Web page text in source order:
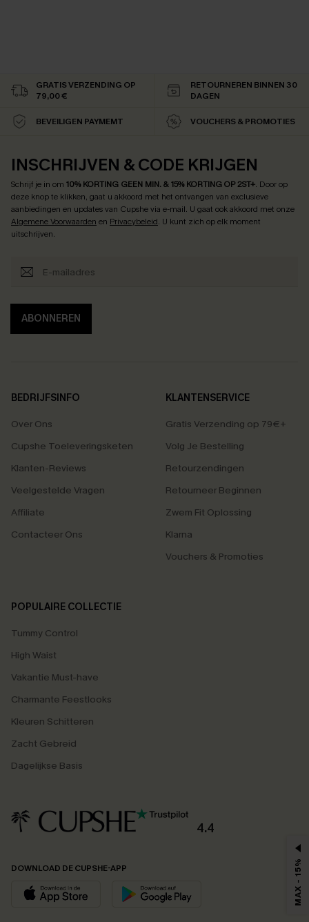
GRATIS VERZENDING OP
79,00 €
RETOURNEREN BINNEN 30
DAGEN
BEVEILIGEN PAYMEMT VOUCHERS & PROMOTIES
INSCHRIJVEN & CODE KRIJGEN
Schrijf je in om 10% KORTING GEEN MIN. & 15% KORTING OP 2ST+. Door op
deze knop te klikken, gaat u akkoord met het ontvangen van exclusieve
aanbiedingen en updates van Cupshe via e-mail. U gaat ook akkoord met onze
Algemene Voorwaarden en Privacybeleid. U kunt zich op elk moment
uitschrijven.
ABONNEREN
BEDRIJFSINFO
Over Ons
Cupshe Toeleveringsketen
Klanten-Reviews
Veelgestelde Vragen
Affiliate
Contacteer Ons
KLANTENSERVICE
Gratis Verzending op 79€+
Volg Je Bestelling
Retourzendingen
Retourneer Beginnen
Zwem Fit Oplossing
Klarna
Vouchers & Promoties
POPULAIRE COLLECTIE
Tummy Control
High Waist
Vakantie Must-have
Charmante Feestlooks
Kleuren Schitteren
Zacht Gebreid
Dagelijkse Basis
4.4
DOWNLOAD DE CUPSHE-APP MAX - 15%